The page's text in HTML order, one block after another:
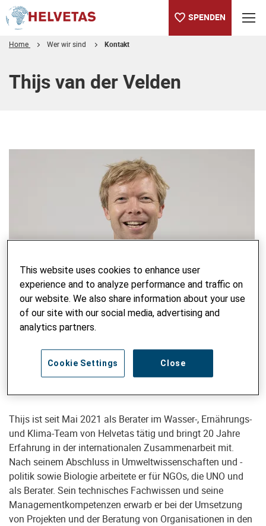
SPENDEN
Home Wer wir sind Kontakt
Thijs van der Velden
Senior Advisor WASH & Water Security
Thijs van der Velden
thijs.vandervelden@helvetas.org
Thijs ist seit Mai 2021 als Berater im Wasser-, Ernährungs-
und Klima-Team von Helvetas tätig und bringt 20 Jahre
Erfahrung in der internationalen Zusammenarbeit mit.
Nach seinem Abschluss in Umweltwissenschaften und -
politik sowie Biologie arbeitete er für NGOs, die UNO und
als Berater. Sein technisches Fachwissen und seine
Managementkompetenzen erwarb er bei der Umsetzung
von Projekten und der Beratung von Organisationen in den
This website uses cookies to enhance user
experience and to analyze performance and traffic on
our website. We also share information about your use
of our site with our social media, advertising and
analytics partners.
Close
Cookie Settings